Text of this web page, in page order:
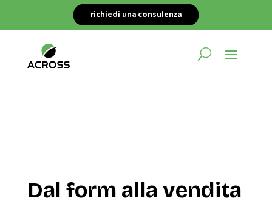
richiedi una consulenza
Dal form alla vendita